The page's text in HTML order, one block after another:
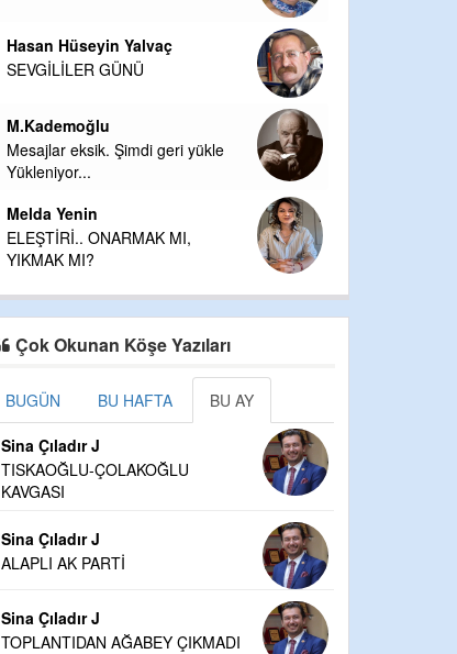
Hasan Hüseyin Yalvaç
SEVGİLİLER GÜNÜ
M.Kademoğlu
Mesajlar eksik. Şimdi geri yükle
Yükleniyor...
Melda Yenin
ELEŞTİRİ.. ONARMAK MI,
YIKMAK MI?
Çok Okunan Köşe Yazıları
BUGÜN BU HAFTA BU AY
Sina Çıladır J
TISKAOĞLU-ÇOLAKOĞLU
KAVGASI
Sina Çıladır J
ALAPLI AK PARTİ
Sina Çıladır J
TOPLANTIDAN AĞABEY ÇIKMADI